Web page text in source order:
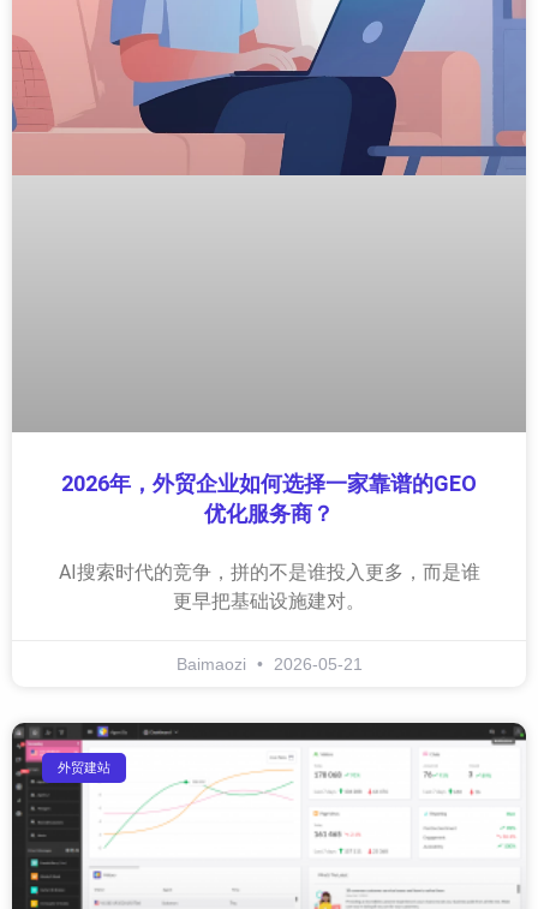
2026年，外贸企业如何选择一家靠谱的GEO
优化服务商？
AI搜索时代的竞争，拼的不是谁投入更多，而是谁
更早把基础设施建对。
Baimaozi 2026-05-21
外贸建站